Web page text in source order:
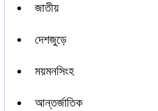
জাতীয়
দেশজুড়ে
ময়মনসিংহ
আন্তর্জাতিক